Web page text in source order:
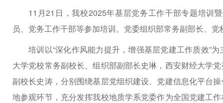
11月21日，我校2025年基层党务工作干部专题培训
员、党务工作干部等参加培训。党委组织部常务副部长、
培训以“深化作风能力提升，增强基层党建工作质效”
大学党校常务副校长、组织部副部长史琳，西安财经大学
副校长史涛，分别围绕基层党组织建设、党建信息化平台
地参观环节，充分发挥我校地质学系党委作为全国党建工